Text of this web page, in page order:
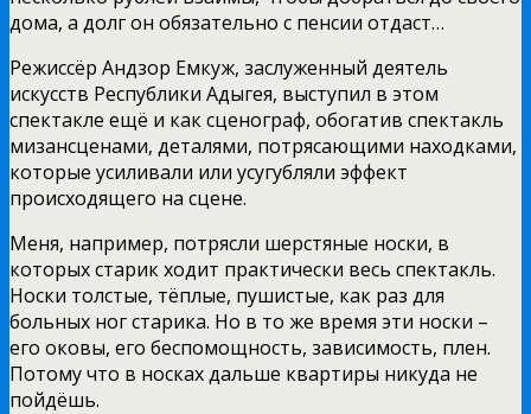
дома, а долг он обязательно с пенсии отдаст…
Режиссёр Андзор Емкуж, заслуженный деятель
искусств Республики Адыгея, выступил в этом
спектакле ещё и как сценограф, обогатив спектакль
мизансценами, деталями, потрясающими находками,
которые усиливали или усугубляли эффект
происходящего на сцене.
Меня, например, потрясли шерстяные носки, в
которых старик ходит практически весь спектакль.
Носки толстые, тёплые, пушистые, как раз для
больных ног старика. Но в то же время эти носки –
его оковы, его беспомощность, зависимость, плен.
Потому что в носках дальше квартиры никуда не
пойдёшь.